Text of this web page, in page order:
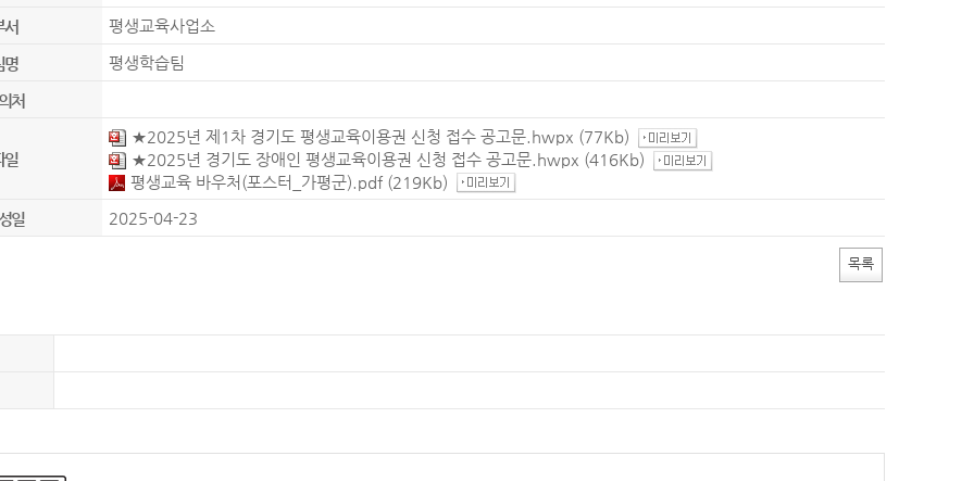
서
평생교육사업소
명 평생학습팀
처
일
★2025년 제1차 경기도 평생교육이용권 신청 접수 공고문.hwpx (77Kb)
★2025년 경기도 장애인 평생교육이용권 신청 접수 공고문.hwpx (416Kb)
평생교육 바우처(포스터_가평군).pdf(219Kb)
일 2025-04-23
목록